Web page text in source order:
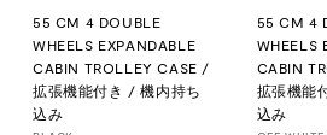
55 CM 4 DOUBLE
WHEELS EXPANDABLE
CABIN TROLLEY CASE /
拡張機能付き / 機内持ち
込み
55 CM 4
WHEELS
CABIN
拡張機能
込み